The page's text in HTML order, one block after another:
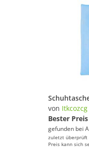
von Itkcozcg
Bester Preis
gefunden bei
zuletzt überprüft
Preis kann sich